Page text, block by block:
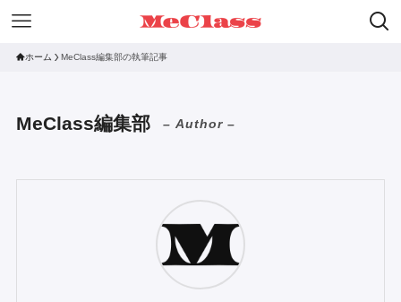
ホーム MeClass編集部の執筆記事
MeClass編集部 – Author –